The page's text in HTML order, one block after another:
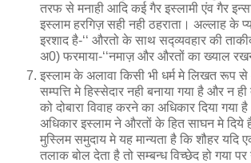
तरफ से मनाही आदि कई गैर इस्लामी एंव गैर
इस्लाम हरगिज़ सही नही ठहराता। अल्लाह के
इरशाद है-‘‘ औरतो के साथ सद्व्यवहार की
अ0) फरमाया-‘‘नमाज़ और औरतों का ख्याल
इस्लाम के अलावा किसी भी धर्म मे लिखत रूप
सम्पत्ति मे हिस्सेदार नही बनाया गया है और न
को दोबारा विवाह करने का अधिकार दिया गया
अधिकार इस्लाम ने औरतों के हित साघन मे
मुस्लिम समुदाय मे यह मान्यता है कि शौहर यदि
तलाक बोल देता है तो सम्बन्ध विच्छेद हो गया